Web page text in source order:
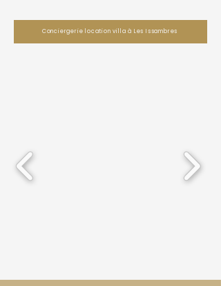
Conciergerie location villa à Les Issambres